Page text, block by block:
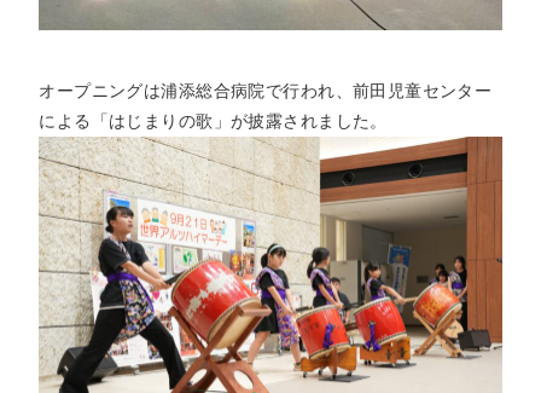
オープニングは浦添総合病院で行われ、前田児童センター
による「はじまりの歌」が披露されました。